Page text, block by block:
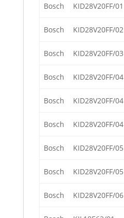
Bosch KID28V20FF/01
Bosch KID28V20FF/02
Bosch KID28V20FF/03
Bosch KID28V20FF/04
Bosch KID28V20FF/04
Bosch KID28V20FF/04
Bosch KID28V20FF/05
Bosch KID28V20FF/05
Bosch KID28V20FF/06